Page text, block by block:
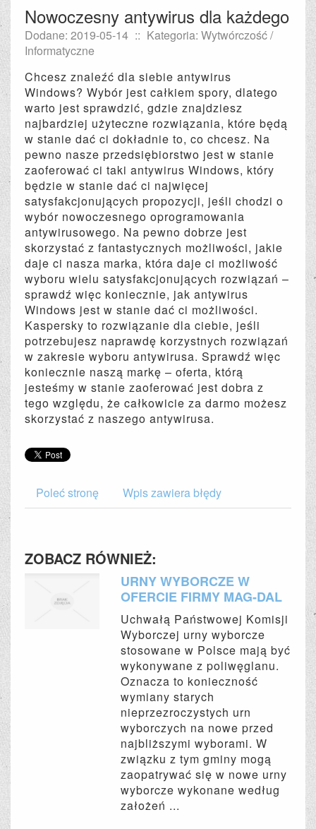
Nowoczesny antywirus dla każdego
Dodane: 2019-05-14 :: Kategoria: Wytwórczość /
Informatyczne
Chcesz znaleźć dla siebie antywirus
Windows? Wybór jest całkiem spory, dlatego
warto jest sprawdzić, gdzie znajdziesz
najbardziej użyteczne rozwiązania, które będą
w stanie dać ci dokładnie to, co chcesz. Na
pewno nasze przedsiębiorstwo jest w stanie
zaoferować ci taki antywirus Windows, który
będzie w stanie dać ci najwięcej
satysfakcjonujących propozycji, jeśli chodzi o
wybór nowoczesnego oprogramowania
antywirusowego. Na pewno dobrze jest
skorzystać z fantastycznych możliwości, jakie
daje ci nasza marka, która daje ci możliwość
wyboru wielu satysfakcjonujących rozwiązań –
sprawdź więc koniecznie, jak antywirus
Windows jest w stanie dać ci możliwości.
Kaspersky to rozwiązanie dla ciebie, jeśli
potrzebujesz naprawdę korzystnych rozwiązań
w zakresie wyboru antywirusa. Sprawdź więc
koniecznie naszą markę – oferta, którą
jesteśmy w stanie zaoferować jest dobra z
tego względu, że całkowicie za darmo możesz
skorzystać z naszego antywirusa.
Poleć stronę Wpis zawiera błędy
ZOBACZ RÓWNIEŻ:
URNY WYBORCZE W
OFERCIE FIRMY MAG-DAL
Uchwałą Państwowej Komisji
Wyborczej urny wyborcze
stosowane w Polsce mają być
wykonywane z poliwęglanu.
Oznacza to konieczność
wymiany starych
nieprzezroczystych urn
wyborczych na nowe przed
najbliższymi wyborami. W
związku z tym gminy mogą
zaopatrywać się w nowe urny
wyborcze wykonane według
założeń ...